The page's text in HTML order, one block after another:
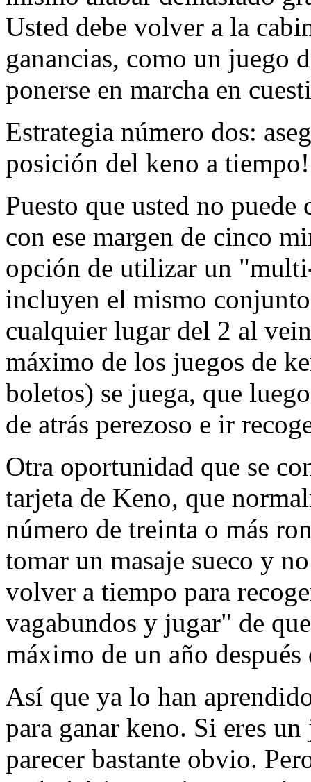
Usted debe volver a la
ganancias, como un juego
ponerse en marcha en
Estrategia número dos:
posición del keno a tiempo!
Puesto que usted no
con ese margen de cinco
opción de utilizar un
incluyen el mismo
cualquier lugar del 2 al
máximo de los juegos de
boletos) se juega, que
de atrás perezoso e ir
Otra oportunidad que se
tarjeta de Keno, que
número de treinta o más
tomar un masaje sueco y
volver a tiempo para
vagabundos y jugar" de
máximo de un año
Así que ya lo han
para ganar keno. Si eres
parecer bastante obvio.